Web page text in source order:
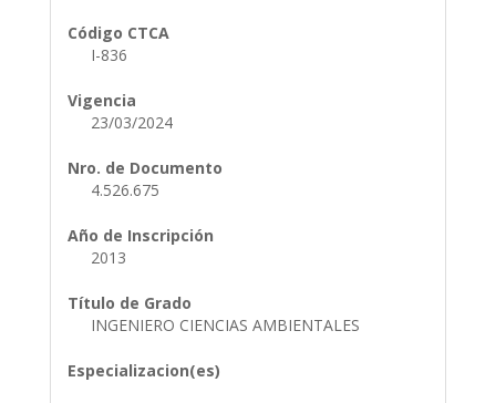
Código CTCA
I-836
Vigencia
23/03/2024
Nro. de Documento
4.526.675
Año de Inscripción
2013
Título de Grado
INGENIERO CIENCIAS AMBIENTALES
Especializacion(es)